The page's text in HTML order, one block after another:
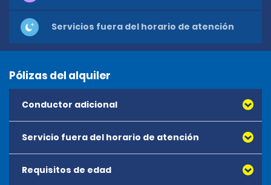
Servicios fuera del horario de atención
Pólizas del alquiler
Conductor adicional
Servicio fuera del horario de atención
No hay disponibilidad de reservas fuera del horario de
Requisitos de edad